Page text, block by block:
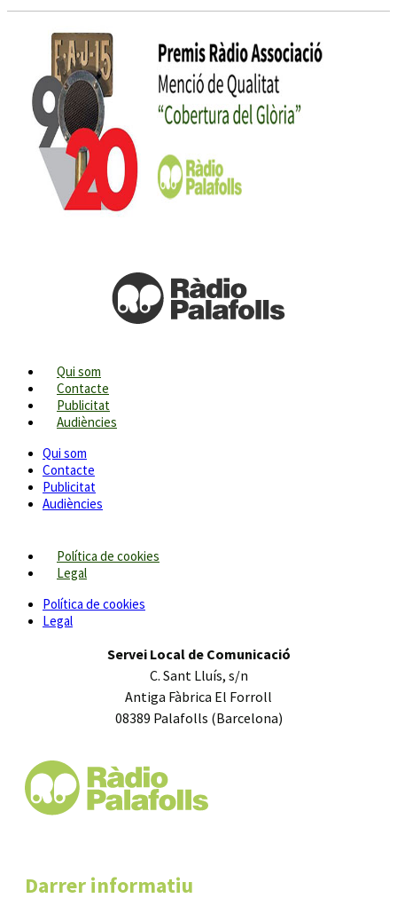
Qui som
Contacte
Publicitat
Audiències
Qui som
Contacte
Publicitat
Audiències
Política de cookies
Legal
Política de cookies
Legal
Servei Local de Comunicació
C. Sant Lluís, s/n
Antiga Fàbrica El Forroll
08389 Palafolls (Barcelona)
Darrer informatiu